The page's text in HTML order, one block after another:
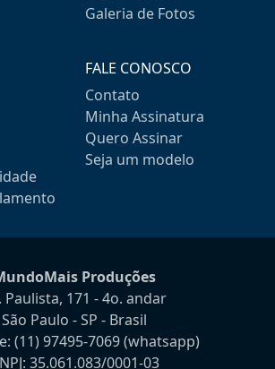
Galeria de Fotos
FALE CONOSCO
Contato
Minha Assinatura
Quero Assinar
Seja um modelo
Produções
Paulista, 171 - 4o. andar
São Paulo - SP - Brasil
(11) 97495-7069(whatsapp)
35.061.083/0001-03